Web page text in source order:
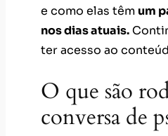
e como elas têm um
nos dias atuais.
ter acesso ao
O que são
conversa de